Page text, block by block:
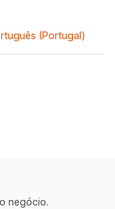
(Portugal)
negócio.